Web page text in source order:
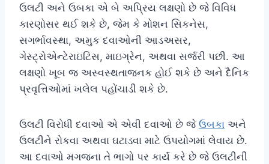
ઉલટી અને ઉબકા એ બે અપ્રિય લક્ષણો છે જે વિવિધ
કારણોસર થઈ શકે છે, જેમ કે મોશન સિકનેસ,
સગર્ભાવસ્થા, અમુક દવાઓની આડઅસર,
ગેસ્ટ્રોએન્ટેરાઇટિસ, માઇગ્રેન, અથવા સર્જરી પછી. આ
લક્ષણો ખૂબ જ અસ્વસ્થતાજનક હોઈ શકે છે અને દૈનિક
પ્રવૃત્તિઓમાં ખલેલ પહોંચાડી શકે છે.
ઉલટી વિરોધી દવાઓ એ એવી દવાઓ છે જે ઉબકા અને
ઉલટીને રોકવા અથવા ઘટાડવા માટે ઉપયોગમાં લેવાય છે.
આ દવાઓ મગજના તે ભાગો પર કાર્ય કરે છે જે ઉલટીની